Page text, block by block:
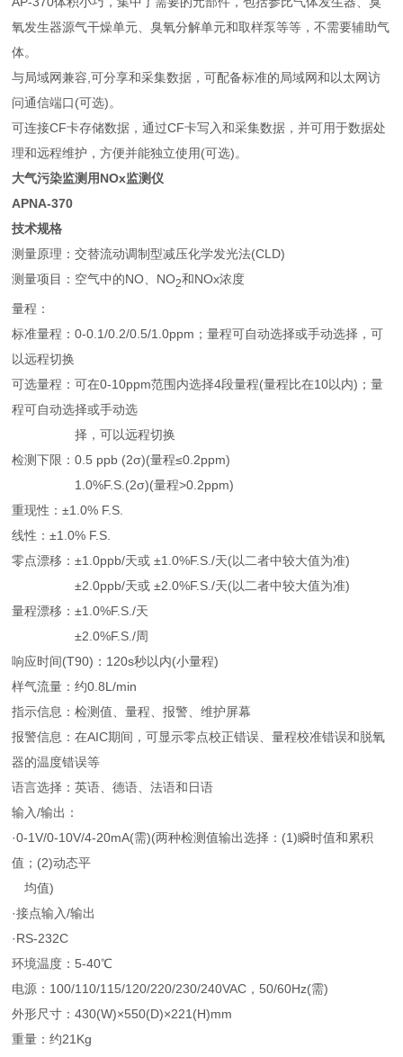
氧发生器源气干燥单元、臭氧分解单元和取样泵等等，不需要辅助气
体。
与局域网兼容,可分享和采集数据，可配备标准的局域网和以太网访
问通信端口(可选)。
可连接CF卡存储数据，通过CF卡写入和采集数据，并可用于数据处
理和远程维护，方便并能独立使用(可选)。
大气污染监测用NOx监测仪
APNA-370
技术规格
测量原理：交替流动调制型减压化学发光法(CLD)
测量项目：空气中的NO、NO2和NOx浓度
量程：
标准量程：0-0.1/0.2/0.5/1.0ppm；量程可自动选择或手动选择，可
以远程切换
可选量程：可在0-10ppm范围内选择4段量程(量程比在10以内)；量
程可自动选择或手动选
择，可以远程切换
检测下限：0.5 ppb (2σ)(量程≤0.2ppm)
1.0%F.S.(2σ)(量程>0.2ppm)
重现性：±1.0% F.S.
线性：±1.0% F.S.
零点漂移：±1.0ppb/天或 ±1.0%F.S./天(以二者中较大值为准)
±2.0ppb/天或 ±2.0%F.S./天(以二者中较大值为准)
量程漂移：±1.0%F.S./天
±2.0%F.S./周
响应时间(T90)：120s秒以内(小量程)
样气流量：约0.8L/min
指示信息：检测值、量程、报警、维护屏幕
报警信息：在AIC期间，可显示零点校正错误、量程校准错误和脱氧
器的温度错误等
语言选择：英语、德语、法语和日语
输入/输出：
·0-1V/0-10V/4-20mA(需)(两种检测值输出选择：(1)瞬时值和累积
值；(2)动态平
均值)
·接点输入/输出
·RS-232C
环境温度：5-40℃
电源：100/110/115/120/220/230/240VAC，50/60Hz(需)
外形尺寸：430(W)×550(D)×221(H)mm
重量：约21Kg